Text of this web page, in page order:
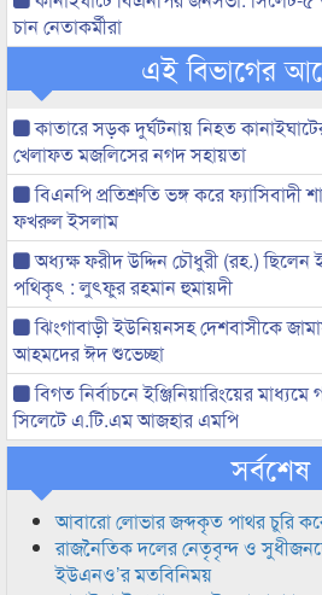
চান নেতাকর্মীরা
এই বিভাগের
কাতারে সড়ক দুর্ঘটনায় নিহত
খেলাফত মজলিসের নগদ সহায়তা
বিএনপি প্রতিশ্রুতি ভঙ্গ করে ফ্যাসিবাদী
ফখরুল ইসলাম
অধ্যক্ষ ফরীদ উদ্দিন চৌধুরী (রহ.) ছিলেন
পথিকৃৎ : লুৎফুর রহমান হুমায়দী
ঝিংগাবাড়ী ইউনিয়নসহ দেশবাসীকে
আহমদের ঈদ শুভেচ্ছা
বিগত নির্বাচনে ইঞ্জিনিয়ারিংয়ের
সিলেটে এ.টি.এম আজহার এমপি
সর্বশেষ
আবারো লোভার জব্দকৃত পাথর চুরি
রাজনৈতিক দলের নেতৃবৃন্দ ও
ইউএনও’র মতবিনিময়